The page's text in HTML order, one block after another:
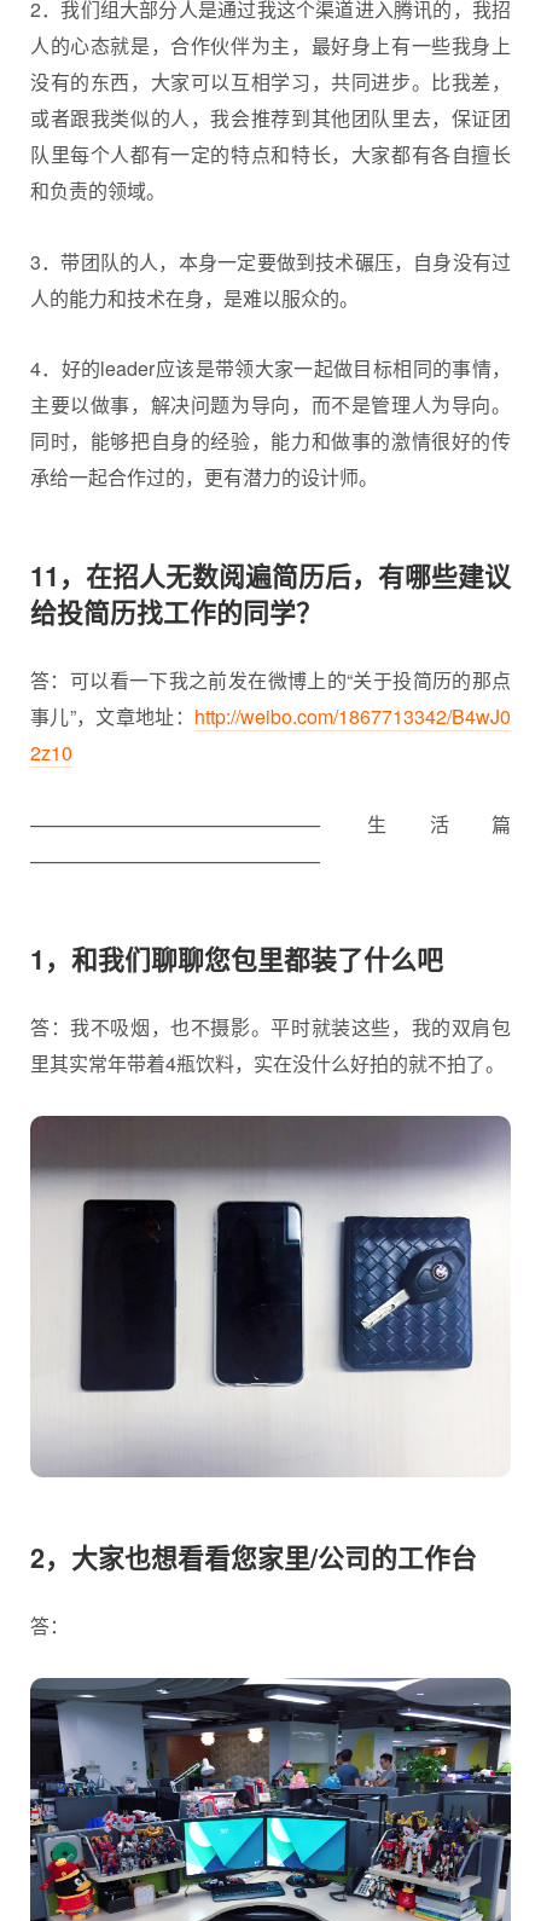
2．我们组大部分人是通过我这个渠道进入腾讯的，我招
人的心态就是，合作伙伴为主，最好身上有一些我身上
没有的东西，大家可以互相学习，共同进步。比我差，
或者跟我类似的人，我会推荐到其他团队里去，保证团
队里每个人都有一定的特点和特长，大家都有各自擅长
和负责的领域。
3．带团队的人，本身一定要做到技术碾压，自身没有过
人的能力和技术在身，是难以服众的。
4．好的leader应该是带领大家一起做目标相同的事情，
主要以做事，解决问题为导向，而不是管理人为导向。
同时，能够把自身的经验，能力和做事的激情很好的传
承给一起合作过的，更有潜力的设计师。
11，在招人无数阅遍简历后，有哪些建议
给投简历找工作的同学？
答：可以看一下我之前发在微博上的“关于投简历的那点
事儿”，文章地址： http://weibo.com/1867713342/B4wJ0
2z10
——————————————— 生活篇
———————————————
1，和我们聊聊您包里都装了什么吧
答：我不吸烟，也不摄影。平时就装这些，我的双肩包
里其实常年带着4瓶饮料，实在没什么好拍的就不拍了。
2，大家也想看看您家里/公司的工作台
答：